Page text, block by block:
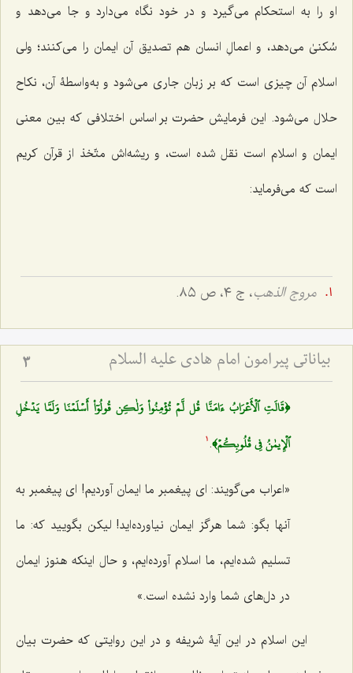
او را به استحکام می‌گیرد و در خود نگاه می‌دارد و جا می‌دهد و
سُکنیٰ می‌دهد، و اعمالِ انسان هم تصدیق آن ایمان را می‌کنند؛ ولی
اسلام آن چیزی است که بر زبان جاری می‌شود و به‌واسطۀ آن، نکاح
حلال می‌شود. این فرمایش حضرت بر اساس اختلافی که بین معنی
ایمان و اسلام است نقل شده است، و ریشه‌اش متّخذ از قرآن کریم
است که می‌فرماید:
مروج الذهب، ج ٤، ص ٨٥.
بیاناتی پیرامون امام هادی علیه السلام 3
﴿قَالَتِ ٱلۡأَعۡرَابُ ءَامَنَّا قُل لَّمۡ تُؤۡمِنُواْ وَلٰكِن قُولُوٓاْ أَسۡلَمۡنَا وَلَمَّا يَدۡخُلِ
ٱلۡإِيمٰنُ فِي قُلُوبِكُمۡ﴾.
1
«اعراب می‌گویند: ای پیغمبر ما ایمان آوردیم! ای پیغمبر به
آنها بگو: شما هرگز ایمان نیاورده‌اید! لیکن بگویید که: ما
تسلیم شده‌ایم، ما اسلام آورده‌ایم، و حال اینکه هنوز ایمان
در دل‌های شما وارد نشده است.»
این اسلام در این آیۀ شریفه و در این روایتی که حضرت بیان